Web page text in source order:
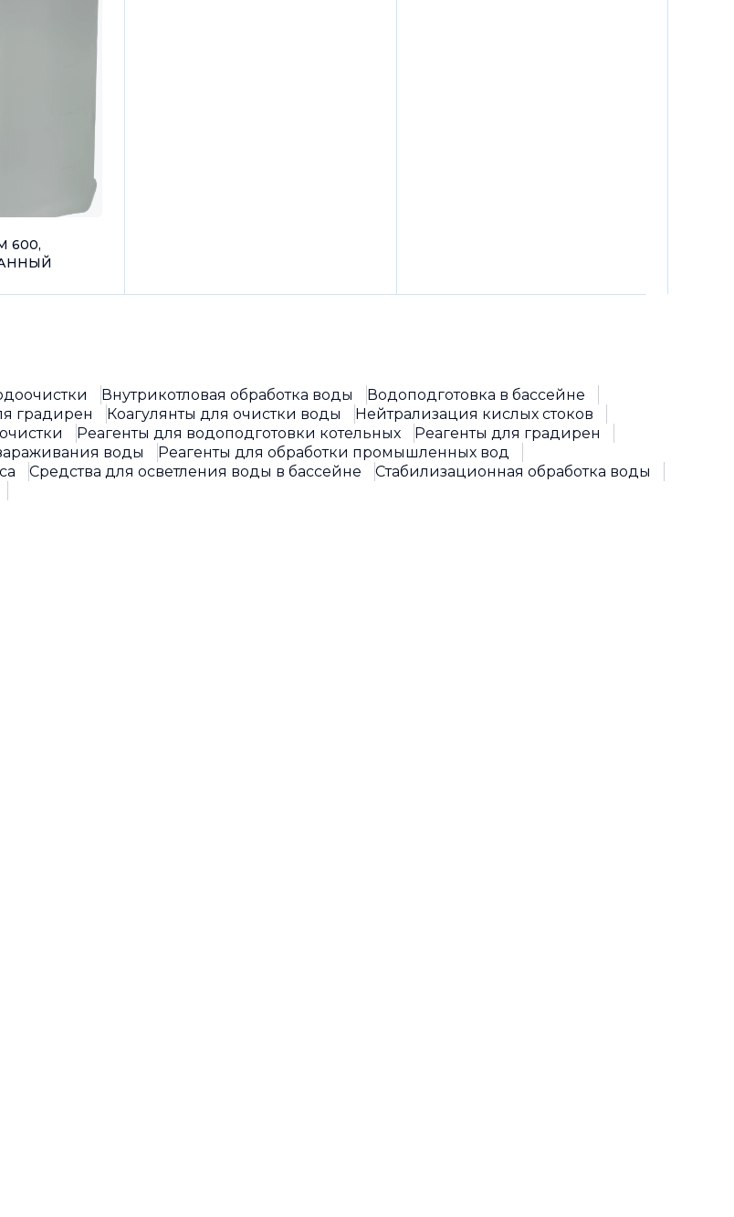
600,
Внутрикотловая обработка воды
Водоподготовка в бассейне
градирен
Коагулянты для очистки воды
Нейтрализация кислых стоков
Реагенты для водоподготовки котельных
Реагенты для градирен
воды
Реагенты для обработки промышленных вод
Средства для осветления воды в бассейне
Стабилизационная обработка воды